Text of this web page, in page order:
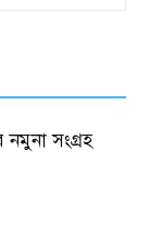
নমুনা সংগ্রহ